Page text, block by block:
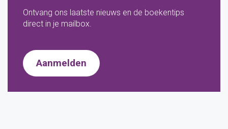
Ontvang ons laatste nieuws en de boekentips
direct in je mailbox.
Aanmelden